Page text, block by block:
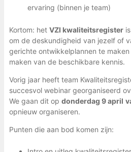
ervaring (binnen je team)
Kortom: het VZI kwaliteitsregister
om de deskundigheid van jezelf of
gerichte ontwikkelplannen te
maken van de beschikbare kennis.
Vorig jaar heeft team
succesvol webinar georganiseerd
We gaan dit op donderdag 9 april
opnieuw organiseren.
Punten die aan bod komen zijn: